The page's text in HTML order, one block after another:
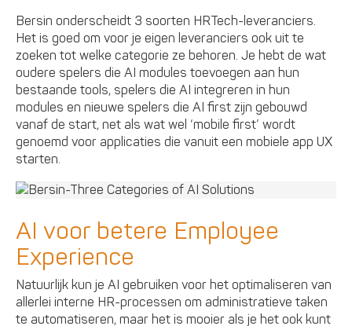
Bersin onderscheidt 3 soorten HRTech-leveranciers.
Het is goed om voor je eigen leveranciers ook uit te
zoeken tot welke categorie ze behoren. Je hebt de wat
oudere spelers die AI modules toevoegen aan hun
bestaande tools, spelers die AI integreren in hun
modules en nieuwe spelers die AI first zijn gebouwd
vanaf de start, net als wat wel ‘mobile first’ wordt
genoemd voor applicaties die vanuit een mobiele app UX
starten.
AI voor betere Employee
Experience
Natuurlijk kun je AI gebruiken voor het optimaliseren van
allerlei interne HR-processen om administratieve taken
te automatiseren, maar het is mooier als je het ook kunt